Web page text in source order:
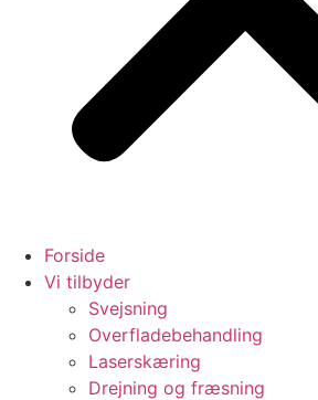
Forside
Vi tilbyder
Svejsning
Overfladebehandling
Laserskæring
Drejning og fræsning